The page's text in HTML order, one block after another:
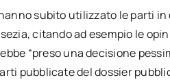
subito utilizzato le parti
citando ad esempio le
“preso una decisione
pubblicate del dossier